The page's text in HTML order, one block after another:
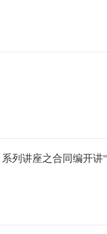
列讲座之合同编开讲"